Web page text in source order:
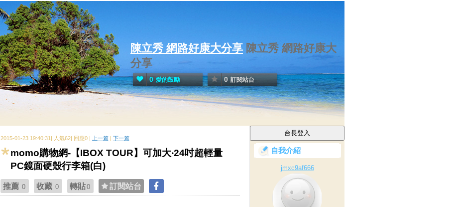
陳立秀 網路好康大分享 陳立秀 網路好康大
分享
0 愛的鼓勵 0 訂閱站台
2015-01-23 19:40:31| 人氣62| 回應0 | 上一篇 | 下一篇
momo購物網-【IBOX TOUR】可加大‧24吋超輕量
PC鏡面硬殼行李箱(白)
推薦 0 收藏 0 轉貼0 訂閱站台
自我介紹
jmxc9af666